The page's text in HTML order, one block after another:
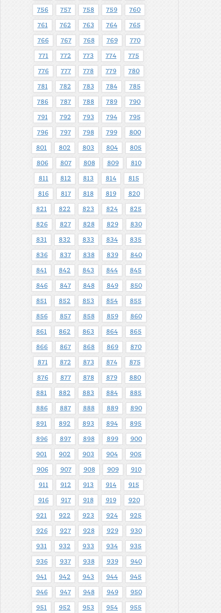
756 757 758 759 760
761 762 763 764 765
766 767 768 769 770
771 772 773 774 775
776 777 778 779 780
781 782 783 784 785
786 787 788 789 790
791 792 793 794 795
796 797 798 799 800
801 802 803 804 805
806 807 808 809 810
811 812 813 814 815
816 817 818 819 820
821 822 823 824 825
826 827 828 829 830
831 832 833 834 835
836 837 838 839 840
841 842 843 844 845
846 847 848 849 850
851 852 853 854 855
856 857 858 859 860
861 862 863 864 865
866 867 868 869 870
871 872 873 874 875
876 877 878 879 880
881 882 883 884 885
886 887 888 889 890
891 892 893 894 895
896 897 898 899 900
901 902 903 904 905
906 907 908 909 910
911 912 913 914 915
916 917 918 919 920
921 922 923 924 925
926 927 928 929 930
931 932 933 934 935
936 937 938 939 940
941 942 943 944 945
946 947 948 949 950
951 952 953 954 955